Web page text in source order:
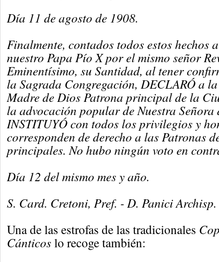
Día 11 de agosto de 1908.
Finalmente, contados todos estos hechos
nuestro Papa Pío X por el mismo señor
Eminentísimo, su Santidad, al tener
la Sagrada Congregación, DECLARÓ a
Madre de Dios Patrona principal de la
la advocación popular de Nuestra
INSTITUYÓ con todos los privilegios y
corresponden de derecho a las Patronas
principales. No hubo ningún voto en
Día 12 del mismo mes y año.
S. Card. Cretoni, Pref. - D. Panici
Una de las estrofas de las tradicionales
Cánticoslo recoge también: